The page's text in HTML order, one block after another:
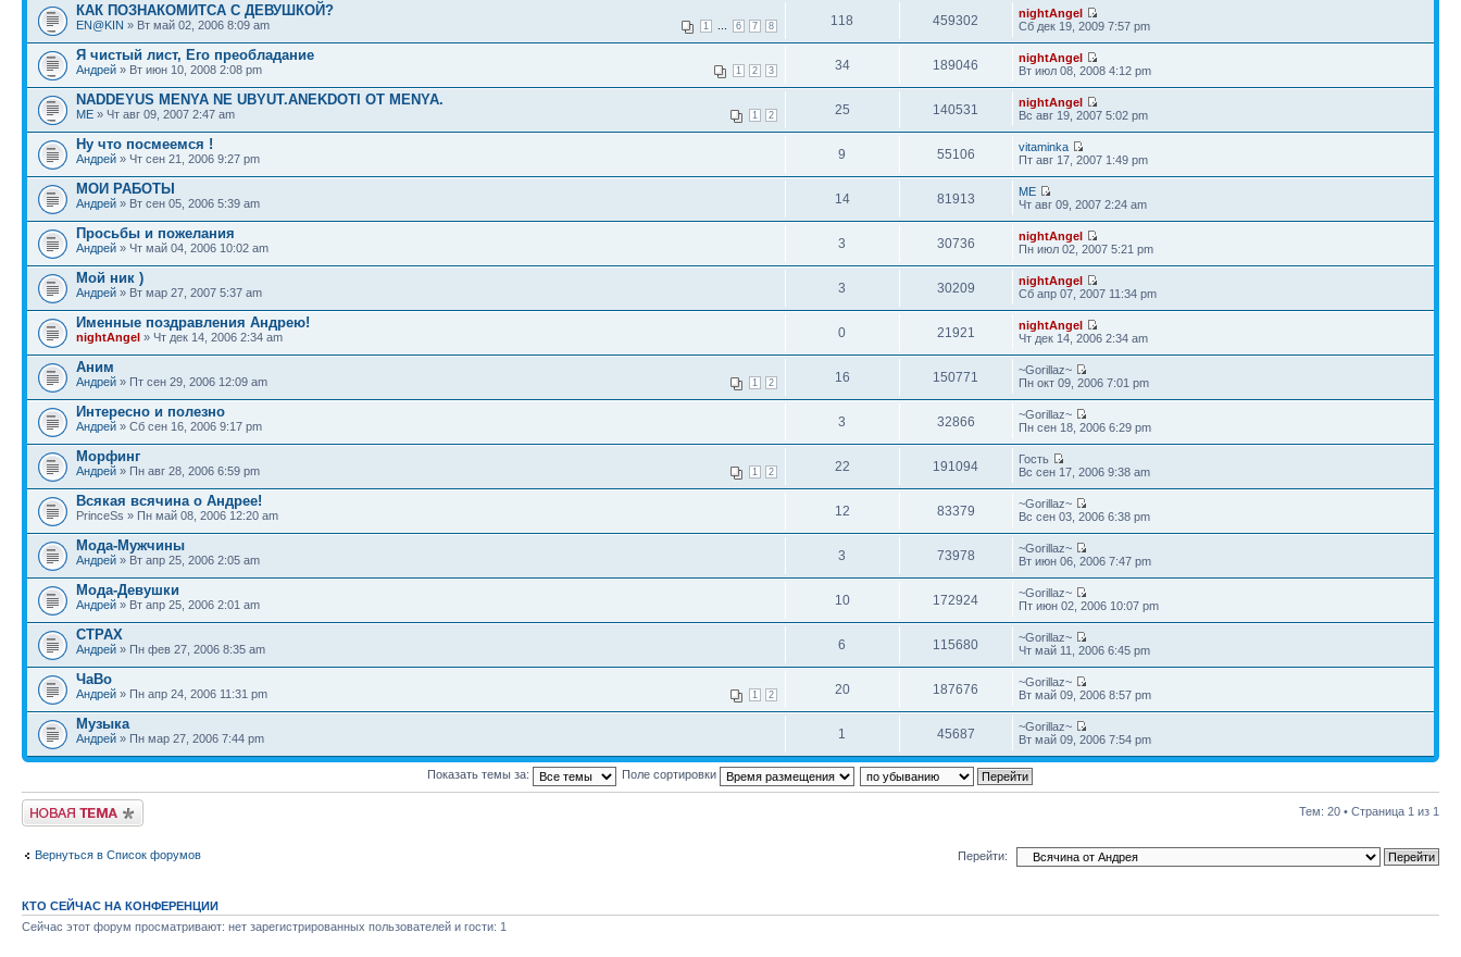
КАК ПОЗНАКОМИТСА С ДЕВУШКОЙ?
1 6 7 8
EN@KIN » Вт май 02, 2006 8:09 am 118 459302
nightAngel
Сб дек 19, 2009 7:57 pm
Я чистый лист, Его преобладание
1 2 3
Андрей » Вт июн 10, 2008 2:08 pm 34 189046
nightAngel
Вт июл 08, 2008 4:12 pm
NADDEYUS MENYA NE UBYUT.ANEKDOTI OT MENYA.
1 2
ME » Чт авг 09, 2007 2:47 am 25 140531
nightAngel
Вс авг 19, 2007 5:02 pm
Ну что посмеемся !
Андрей » Чт сен 21, 2006 9:27 pm 9 55106
vitaminka
Пт авг 17, 2007 1:49 pm
МОИ РАБОТЫ
Андрей » Вт сен 05, 2006 5:39 am 14 81913
ME
Чт авг 09, 2007 2:24 am
Просьбы и пожелания
Андрей » Чт май 04, 2006 10:02 am 3 30736
nightAngel
Пн июл 02, 2007 5:21 pm
Мой ник )
Андрей » Вт мар 27, 2007 5:37 am 3 30209
nightAngel
Сб апр 07, 2007 11:34 pm
Именные поздравления Андрею!
nightAngel » Чт дек 14, 2006 2:34 am 0 21921
nightAngel
Чт дек 14, 2006 2:34 am
Аним
1 2
Андрей » Пт сен 29, 2006 12:09 am 16 150771
~Gorillaz~
Пн окт 09, 2006 7:01 pm
Интересно и полезно
Андрей » Сб сен 16, 2006 9:17 pm 3 32866
~Gorillaz~
Пн сен 18, 2006 6:29 pm
Морфинг
1 2
Андрей » Пн авг 28, 2006 6:59 pm 22 191094
Гость
Вс сен 17, 2006 9:38 am
Всякая всячина о Андрее!
PrinceSs » Пн май 08, 2006 12:20 am 12 83379
~Gorillaz~
Вс сен 03, 2006 6:38 pm
Мода-Мужчины
Андрей » Вт апр 25, 2006 2:05 am 3 73978
~Gorillaz~
Вт июн 06, 2006 7:47 pm
Мода-Девушки
Андрей » Вт апр 25, 2006 2:01 am 10 172924
~Gorillaz~
Пт июн 02, 2006 10:07 pm
СТРАХ
Андрей » Пн фев 27, 2006 8:35 am 6 115680
~Gorillaz~
Чт май 11, 2006 6:45 pm
ЧаВо
1 2
Андрей » Пн апр 24, 2006 11:31 pm 20 187676
~Gorillaz~
Вт май 09, 2006 8:57 pm
Музыка
Андрей » Пн мар 27, 2006 7:44 pm 1 45687
~Gorillaz~
Вт май 09, 2006 7:54 pm
Показать темы за: Поле сортировки
Новая тема Тем: 20 • Страница 1 из 1
Вернуться в Список форумов Перейти:
КТО СЕЙЧАС НА КОНФЕРЕНЦИИ
Сейчас этот форум просматривают: нет зарегистрированных пользователей и гости: 1